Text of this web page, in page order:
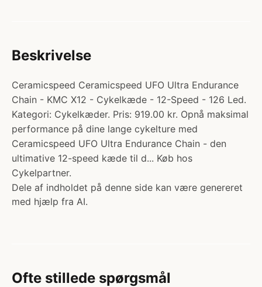
Beskrivelse
Ceramicspeed Ceramicspeed UFO Ultra Endurance
Chain - KMC X12 - Cykelkæde - 12-Speed - 126 Led.
Kategori: Cykelkæder. Pris: 919.00 kr. Opnå maksimal
performance på dine lange cykelture med
Ceramicspeed UFO Ultra Endurance Chain - den
ultimative 12-speed kæde til d... Køb hos
Cykelpartner.
Dele af indholdet på denne side kan være genereret
med hjælp fra AI.
Ofte stillede spørgsmål